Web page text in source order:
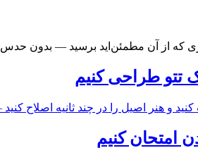
که از آن مطمئن‌اید برسید —
تتو طراحی کنیم
و هنر اصیل را در چند ثانیه اصلاح
امتحان کنیم